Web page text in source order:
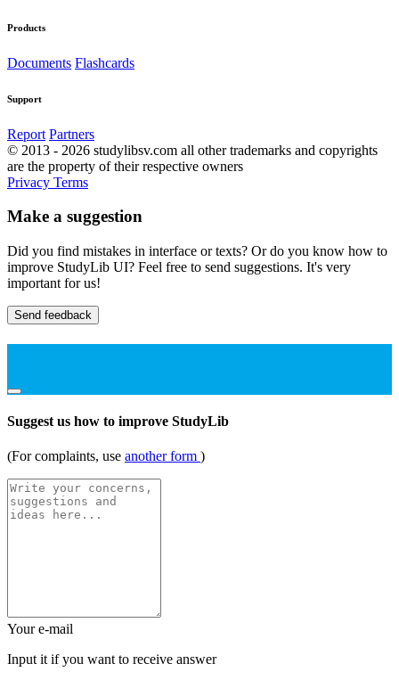
Products
Documents Flashcards
Support
Report Partners
© 2013 - 2026 studylibsv.com all other trademarks and copyrights
are the property of their respective owners
Privacy Terms
Make a suggestion
Did you find mistakes in interface or texts? Or do you know how to
improve StudyLib UI? Feel free to send suggestions. It's very
important for us!
Send feedback
Suggest us how to improve StudyLib
(For complaints, use another form )
Your e-mail
Input it if you want to receive answer